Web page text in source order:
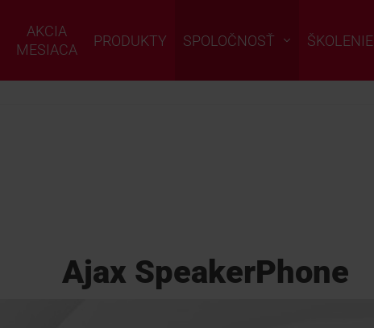
AKCIA
MESIACA
PRODUKTY SPOLOČNOSŤ ŠKOLENIE
Ajax SpeakerPhone